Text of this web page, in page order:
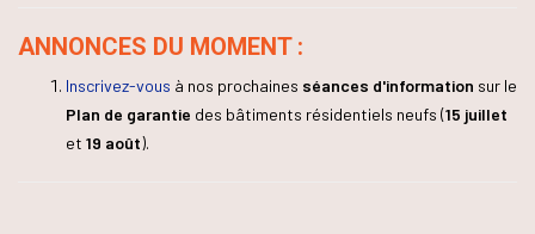
ANNONCES DU MOMENT :
Inscrivez-vous à nos prochaines séances d'information sur le
Plan de garantie des bâtiments résidentiels neufs (15 juillet
et 19 août).